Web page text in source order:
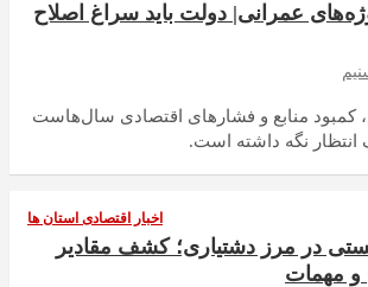
عمرانی| دولت باید سراغ اصلاح
کمبود منابع و فشارهای اقتصادی‌ سال‌هاست
نگه داشته است.
اخبار اقتصادی استان ها
در مرز دشتیاری؛ کشف مقادیر
و مهمات